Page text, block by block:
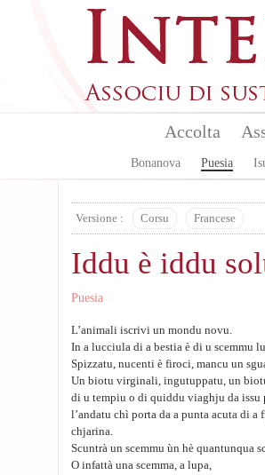
Accolta
Bonanova Puesia
Versione : Corsu Francese
Iddu è iddu
Puesia
L’animali iscrivi un mondu novu.
In a lucciula di a bestia è di u scemmu
Spizzatu, nucenti è firoci, mancu un
Un biotu virginali, ingutuppatu, un
di u tempiu o di quiddu viaghju da issu
l’andatu chì porta da a punta acuta di
chjarina.
Scuntrà un scemmu ùn hè quantunqua
O infattà una scemma, a lupa,